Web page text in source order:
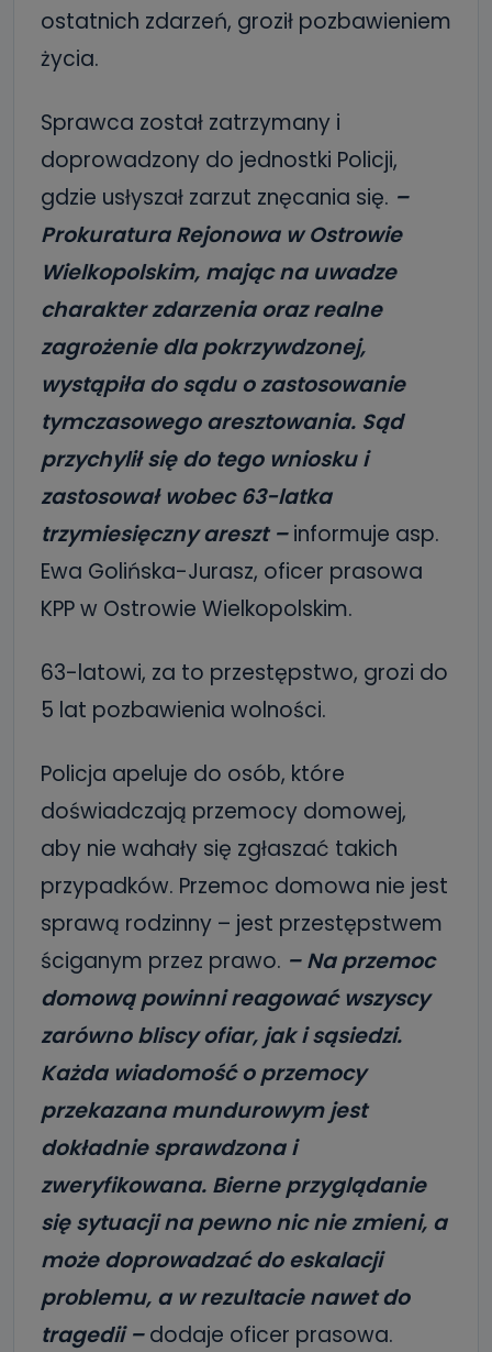
ostatnich zdarzeń, groził pozbawieniem
życia.
Sprawca został zatrzymany i
doprowadzony do jednostki Policji,
gdzie usłyszał zarzut znęcania się. –
Prokuratura Rejonowa w Ostrowie
Wielkopolskim, mając na uwadze
charakter zdarzenia oraz realne
zagrożenie dla pokrzywdzonej,
wystąpiła do sądu o zastosowanie
tymczasowego aresztowania. Sąd
przychylił się do tego wniosku i
zastosował wobec 63-latka
trzymiesięczny areszt –informuje asp.
Ewa Golińska-Jurasz, oficer prasowa
KPP w Ostrowie Wielkopolskim.
63-latowi, za to przestępstwo, grozi do
5 lat pozbawienia wolności.
Policja apeluje do osób, które
doświadczają przemocy domowej,
aby nie wahały się zgłaszać takich
przypadków. Przemoc domowa nie jest
sprawą rodzinny – jest przestępstwem
ściganym przez prawo. – Na przemoc
domową powinni reagować wszyscy
zarówno bliscy ofiar, jak i sąsiedzi.
Każda wiadomość o przemocy
przekazana mundurowym jest
dokładnie sprawdzona i
zweryfikowana. Bierne przyglądanie
się sytuacji na pewno nic nie zmieni, a
może doprowadzać do eskalacji
problemu, a w rezultacie nawet do
tragedii – dodaje oficer prasowa.